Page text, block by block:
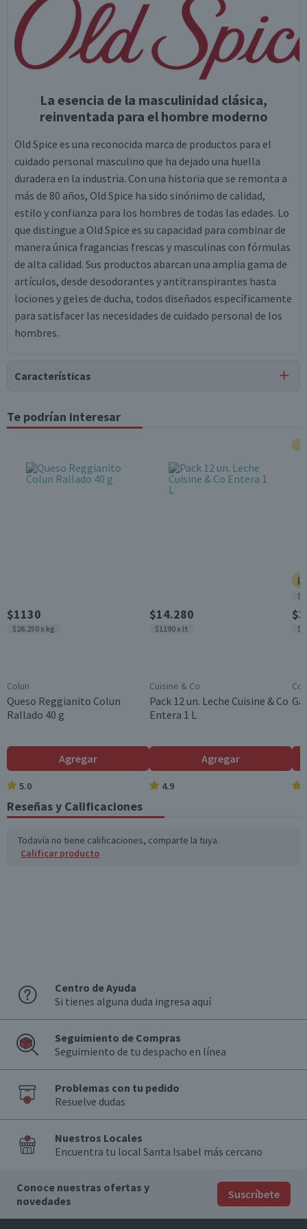
La esencia de la masculinidad clásica,
reinventada para el hombre moderno
Old Spice es una reconocida marca de productos para el
cuidado personal masculino que ha dejado una huella
duradera en la industria. Con una historia que se remonta a
más de 80 años, Old Spice ha sido sinónimo de calidad,
estilo y confianza para los hombres de todas las edades. Lo
que distingue a Old Spice es su capacidad para combinar de
manera única fragancias frescas y masculinas con fórmulas
de alta calidad. Sus productos abarcan una amplia gama de
artículos, desde desodorantes y antitranspirantes hasta
lociones y geles de ducha, todos diseñados específicamente
para satisfacer las necesidades de cuidado personal de los
hombres.
Características
Tipo de Producto
Desodorantes
No
Hombre
6 meses, a partir de la entrega del producto
Garantía Proveedor
Te podrían interesar
$1130
$28.250 x kg
Colun
Queso Reggianito Colun
Rallado 40 g
Agregar
5.0
$14.280
$1190 x lt
Cuisine & Co
Pack 12 un. Leche Cuisine & Co
Entera 1 L
Agregar
4.9
Reseñas y Calificaciones
Todavía no tiene calificaciones, comparte la tuya.
Calificar producto
Centro de Ayuda
Si tienes alguna duda ingresa aquí
Seguimiento de Compras
Seguimiento de tu despacho en línea
Problemas con tu pedido
Resuelve dudas
Nuestros Locales
Encuentra tu local Santa Isabel más cercano
Conoce nuestras ofertas y
novedades
Suscríbete